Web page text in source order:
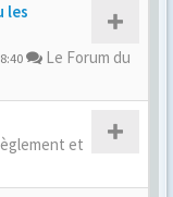
les
Le Forum du
et